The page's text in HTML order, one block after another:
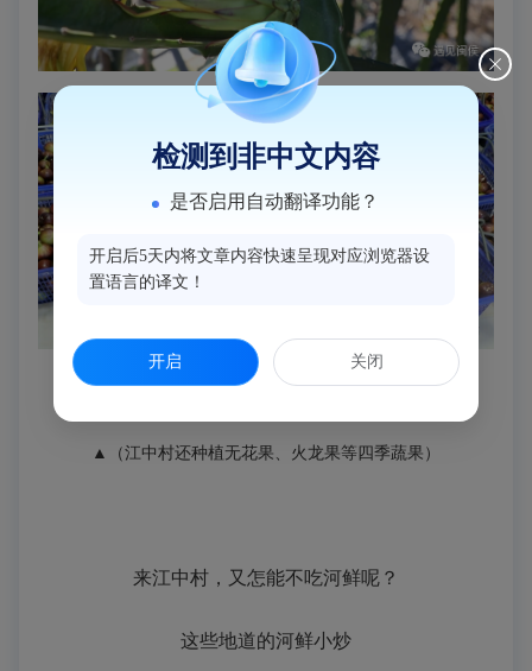
▲（江中村还种植无花果、火龙果等四季蔬果）
来江中村，又怎能不吃河鲜呢？
这些地道的河鲜小炒
检测到非中文内容
是否启用自动翻译功能？
开启后5天内将文章内容快速呈现对应浏览器设
置语言的译文！
开启 关闭